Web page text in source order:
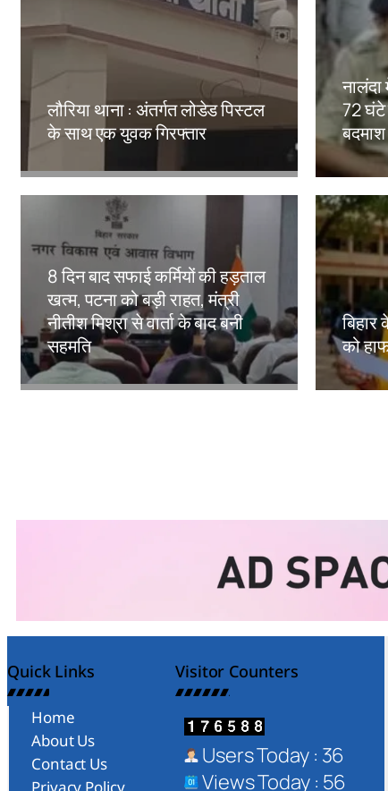
लौरिया थाना : अंतर्गत लोडेड पिस्टल
के साथ एक युवक गिरफ्तार
72 घंटे
बदमाश
Amit
8 दिन बाद सफाई कर्मियों की हड़ताल
खत्म, पटना को बड़ी राहत, मंत्री
नीतीश मिश्रा से वार्ता के बाद बनी
सहमति
Amit Lekh
को
Amit
Quick Links
Home
About Us
Contact Us
Visitor Counters
Users Today : 36
Views Today : 56